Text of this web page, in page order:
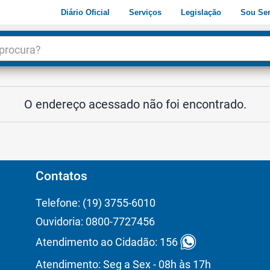
Diário Oficial Serviços Legislação Sou
O endereço acessado não foi encontrado.
Contatos
Telefone: (19) 3755-6010
Ouvidoria: 0800-7727456
Atendimento ao Cidadão: 156
Atendimento: Seg a Sex - 08h às 17h